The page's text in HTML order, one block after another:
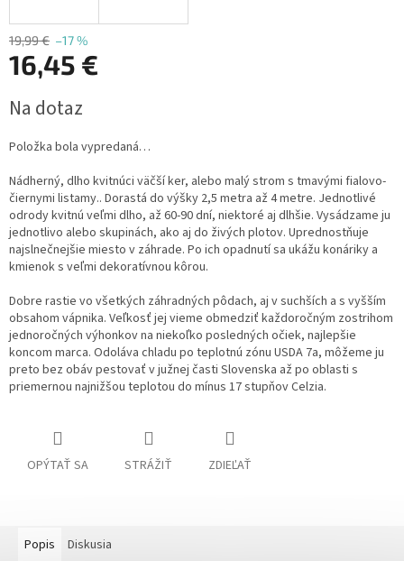
19,99 € –17 %
16,45 €
cena:
Na dotaz
Položka bola vypredaná…
Nádherný, dlho kvitnúci väčší ker, alebo malý strom s tmavými fialovo-
čiernymi listamy.. Dorastá do výšky 2,5 metra až 4 metre. Jednotlivé
odrody kvitnú veľmi dlho, až 60-90 dní, niektoré aj dlhšie. Vysádzame ju
jednotlivo alebo skupinách, ako aj do živých plotov. Uprednostňuje
najslnečnejšie miesto v záhrade. Po ich opadnutí sa ukážu konáriky a
kmienok s veľmi dekoratívnou kôrou.
Dobre rastie vo všetkých záhradných pôdach, aj v suchších a s vyšším
obsahom vápnika. Veľkosť jej vieme obmedziť každoročným zostrihom
jednoročných výhonkov na niekoľko posledných očiek, najlepšie
koncom marca. Odoláva chladu po teplotnú zónu USDA 7a, môžeme ju
preto bez obáv pestovať v južnej časti Slovenska až po oblasti s
priemernou najnižšou teplotou do mínus 17 stupňov Celzia.
OPÝTAŤ SA STRÁŽIŤ ZDIEĽAŤ
Popis Diskusia